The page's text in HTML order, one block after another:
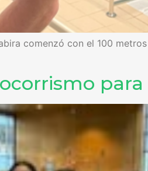
comenzó con el 100
para